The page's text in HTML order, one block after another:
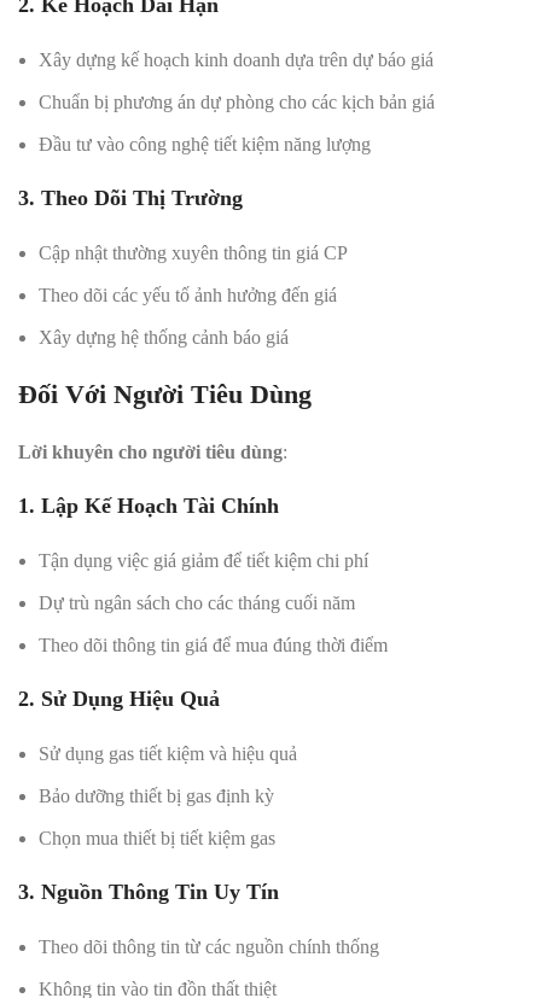
Xây dựng kế hoạch kinh doanh dựa trên dự báo giá
Chuẩn bị phương án dự phòng cho các kịch bản giá
Đầu tư vào công nghệ tiết kiệm năng lượng
3. Theo Dõi Thị Trường
Cập nhật thường xuyên thông tin giá CP
Theo dõi các yếu tố ảnh hưởng đến giá
Xây dựng hệ thống cảnh báo giá
Đối Với Người Tiêu Dùng
Lời khuyên cho người tiêu dùng:
1. Lập Kế Hoạch Tài Chính
Tận dụng việc giá giảm để tiết kiệm chi phí
Dự trù ngân sách cho các tháng cuối năm
Theo dõi thông tin giá để mua đúng thời điểm
2. Sử Dụng Hiệu Quả
Sử dụng gas tiết kiệm và hiệu quả
Bảo dưỡng thiết bị gas định kỳ
Chọn mua thiết bị tiết kiệm gas
3. Nguồn Thông Tin Uy Tín
Theo dõi thông tin từ các nguồn chính thống
Không tin vào tin đồn thất thiệt